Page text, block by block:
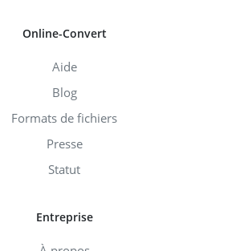
Online-Convert
Aide
Blog
Formats de fichiers
Presse
Statut
Entreprise